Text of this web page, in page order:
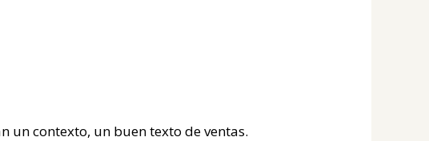
un contexto, un buen texto de ventas.